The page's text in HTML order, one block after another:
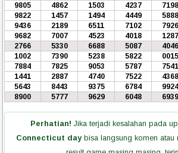
9805
4862 1503 4237 7198
9822
1457 1494 4449 5888
9436
2189 6511 7102 7926
9682
7007 4523 4018 1287
2766
5330 6688 5087 4046
1002
7390 5238 5822 0015
7884
7825 9053 5787 7541
1441
2887 4740 7522 4368
5643
8443 9375 6784 9924
8900
5777 9629 6048 6939
Perhatian! Jika terjadi kesalahan pada
Connecticut day bisa langsung komen atau